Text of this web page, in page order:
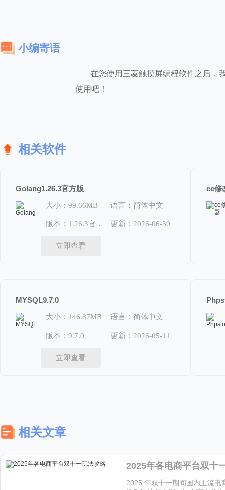
小编寄语
在您使用三菱触摸屏编程软件之后，
使用吧！
相关软件
Golang1.26.3官方版
大小：99.66MB 语言：简体中文
版本：1.26.3官方版 更新：2026-06-30
立即查看
ce修
MYSQL9.7.0
大小：146.87MB 语言：简体中文
版本：9.7.0 更新：2026-05-11
立即查看
相关文章
2025年各电商平台双十
2025 年双十一期间国内主流电